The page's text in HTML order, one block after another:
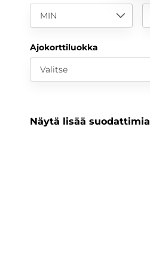
MIN
Ajokorttiluokka
Valitse
Näytä lisää suodattimia